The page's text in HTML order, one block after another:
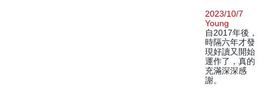
2023/10/7
Young
自2017年後，
時隔六年才發
現好讀又開始
運作了，真的
充滿深深感
謝。